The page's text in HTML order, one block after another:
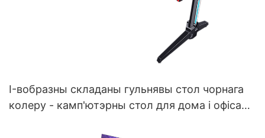
I-вобразны складаны гульнявы ​​стол чорнага
колеру - камп'ютэрны стол для дома і офіса